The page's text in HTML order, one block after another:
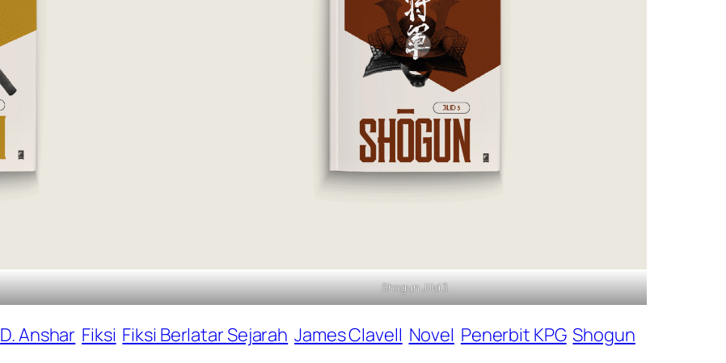
Shogun Jilid 3
D. Anshar Fiksi Fiksi Berlatar Sejarah James Clavell Novel Penerbit KPG Shogun